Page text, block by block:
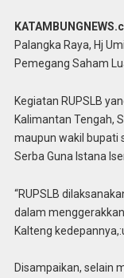
Palangka Raya, Hj
Pemegang Saham
Kegiatan RUPSLB
Kalimantan Tengah,
maupun wakil bupati
Serba Guna Istana
“RUPSLB
dalam
Kalteng
Disampaikan, selain